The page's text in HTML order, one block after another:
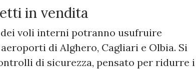
in vendita
voli interni potranno usufruire
di Alghero, Cagliari e Olbia. Si
di sicurezza, pensato per ridurre i